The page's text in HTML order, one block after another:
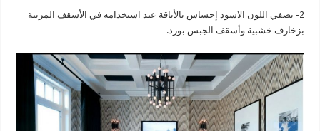
2- يضفي اللون الاسود إحساس بالأناقة عند استخدامه في الأسقف المزينة
بزخارف خشبية وأسقف الجبس بورد.